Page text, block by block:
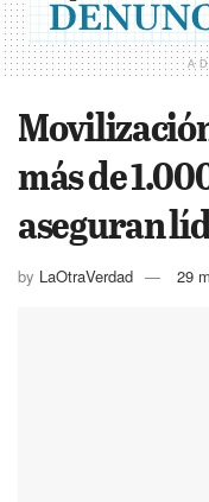
más de
aseguran
by LaOtraVerdad 29